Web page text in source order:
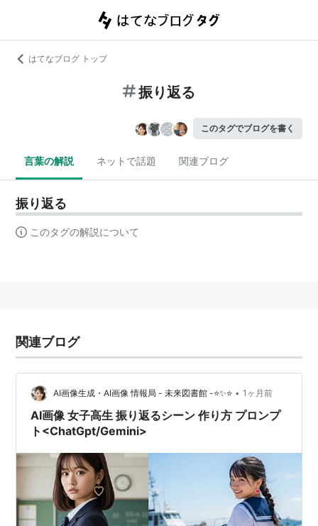
はてなブログ トップ
振り返る
このタグでブログを書く
言葉の解説 ネットで話題 関連ブログ
振り返る
このタグの解説について
関連ブログ
AI画像生成・AI画像 情報局 - 未来図書館 -⭐✨⭐ • 1ヶ月前
AI画像 女子高生 振り返るシーン 作り方 プロンプ
ト<ChatGpt/Gemini>